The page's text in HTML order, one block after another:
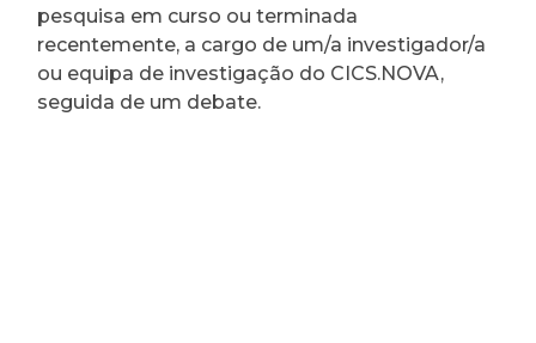
pesquisa em curso ou terminada
recentemente, a cargo de um/a investigador/a
ou equipa de investigação do CICS.NOVA,
seguida de um debate.